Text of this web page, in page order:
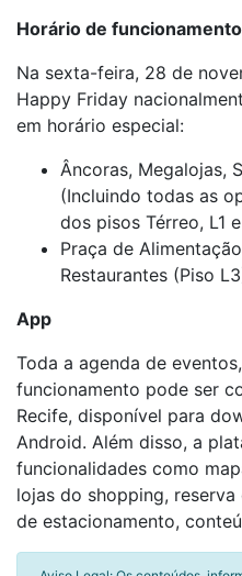
Horário de funcionamento
Na sexta-feira, 28 de
Happy Friday
em horário especial:
Âncoras, Megalojas,
(Incluindo todas as
dos pisos Térreo, L1
Praça de
Restaurantes (Piso
App
Toda a agenda de
funcionamento pode ser
Recife, disponível para
Android. Além disso, a
funcionalidades como
lojas do shopping,
de estacionamento,